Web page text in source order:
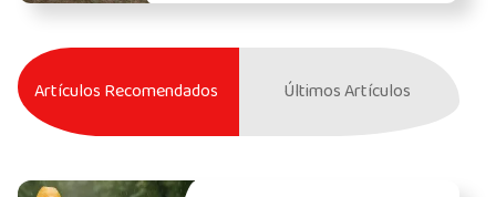
Artículos Recomendados Últimos Artículos